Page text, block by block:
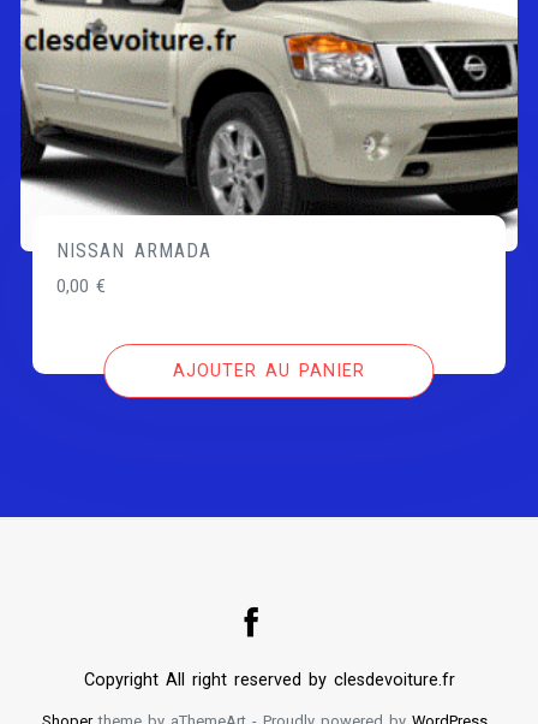
NISSAN ARMADA
0,00€
AJOUTER AU PANIER
Copyright All right reserved by clesdevoiture.fr